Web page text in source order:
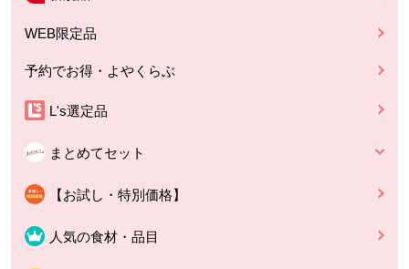
WEB限定品
予約でお得・よやくらぶ
L's選定品
まとめてセット
【お試し・特別価格】
人気の食材・品目